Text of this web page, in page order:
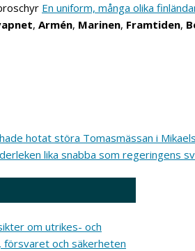
En uniform, många olika
, Armén, Marinen, Framtiden,
hotat störa Tomasmässan i
lika snabba som regeringens
om utrikes- och
försvaret och säkerheten